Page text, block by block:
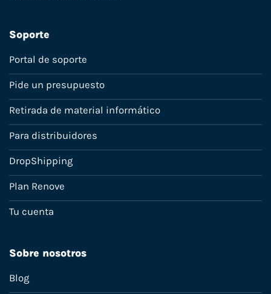
Soporte
Portal de soporte
Pide un presupuesto
Retirada de material informático
Para distribuidores
DropShipping
Plan Renove
Tu cuenta
Sobre nosotros
Blog